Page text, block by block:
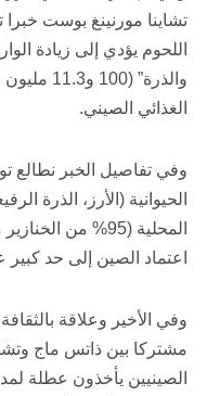
تشاينا مورنينغ بوست
اللحوم يؤدي إلى زيادة
والذرة”
الغذائي الصيني.
وفي تفاصيل الخبر نطالع
الحيوانية (الأرز، الذرة
المحلية (95% من
اعتماد الصين إلى حد كبير
وفي الأخير وعلاقة
مشتركا بين ذ اتس ماج و
الصينيين يأخذون عطلة